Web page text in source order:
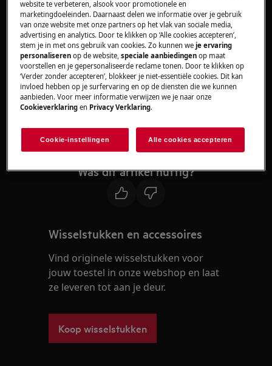
Koel/vriescombinatie
Oplossing
Neem contact op met onze erkende
servicedienst.
Foutmelding F3, F4 of F5 op het display duidt op
raden u aan een bezoek van een
servicetechnieker aan te vragen.
Was dit artikel nuttig?
Wisselstukken en accessoires
Vind originele wisselstukken voor
jouw toestel in onze webshop en laat
ze leveren tot aan je deur.
Koop wisselstukken
website te verbeteren, alsook voor promotionele en
marketingdoeleinden. Daarnaast delen we informatie over je gebruik
van onze website met onze partners op het vlak van sociale media,
advertising en analytics. Door te klikken op ‘Alle cookies accepteren’,
stem je in met ons gebruik van cookies. Zo kunnen weje ervaring
personaliseren op de website,speciale aanbiedingen op maat
voorstellen en je gepersonaliseerde reclame tonen. Door te klikken op
‘Verder zonder accepteren’, blokkeer je niet-essentiële cookies. Dit kan
invloed hebben op je surfervaring en op de diensten die we kunnen
aanbieden. Voor meer informatie verwijzen we je naar onze
Cookieverklaring en Privacy Verklaring.
Cookie-instellingen Alle cookies accepteren